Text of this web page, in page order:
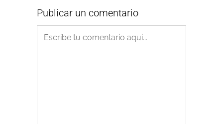
Publicar un comentario